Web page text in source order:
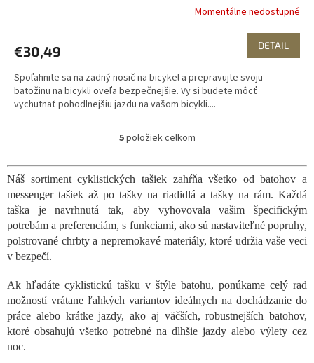
Momentálne nedostupné
€30,49 DETAIL
Spoľahnite sa na zadný nosič na bicykel a prepravujte svoju
batožinu na bicykli oveľa bezpečnejšie. Vy si budete môcť
vychutnať pohodlnejšiu jazdu na vašom bicykli....
O
l
á
d
a
c
i
e
r
v
k
y
v
5položiek celkom
Náš sortiment cyklistických tašiek zahŕňa všetko od batohov a
messenger tašiek až po tašky na riadidlá a tašky na rám. Každá
taška je navrhnutá tak, aby vyhovovala vašim špecifickým
potrebám a preferenciám, s funkciami, ako sú nastaviteľné popruhy,
polstrované chrbty a nepremokavé materiály, ktoré udržia vaše veci
v bezpečí.
Ak hľadáte cyklistickú tašku v štýle batohu, ponúkame celý rad
možností vrátane ľahkých variantov ideálnych na dochádzanie do
práce alebo krátke jazdy, ako aj väčších, robustnejších batohov,
ktoré obsahujú všetko potrebné na dlhšie jazdy alebo výlety cez
noc.